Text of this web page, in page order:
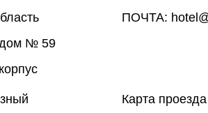
№ 59
ПОЧТА:
Карта